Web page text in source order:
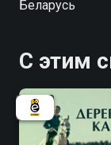
попасть, но
Беларусь
С этим